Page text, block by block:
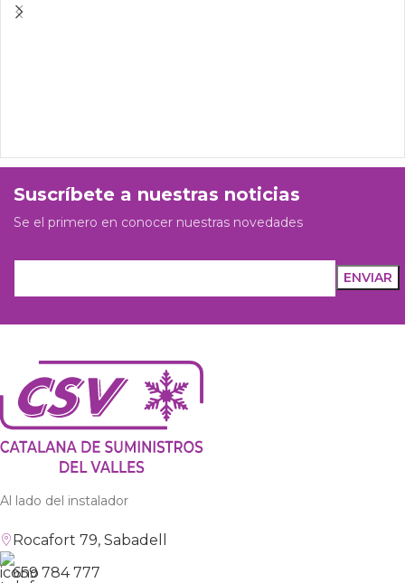
Suscríbete a nuestras noticias
Se el primero en conocer nuestras novedades
Al lado del instalador
Rocafort 79, Sabadell
659 784 777